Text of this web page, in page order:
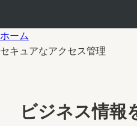
ホーム
セキュアなアクセス管理
ビジネス情報